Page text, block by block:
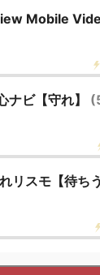
Mobile
ナビ【守れ】
リスモ【待ち